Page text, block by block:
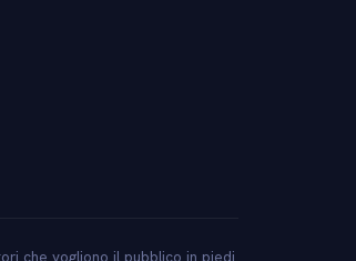
che vogliono il pubblico in piedi.